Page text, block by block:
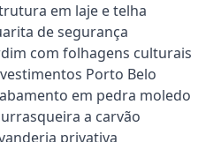
em laje e telha
de segurança
com folhagens culturais
Porto Belo
em pedra moledo
a carvão
privativa